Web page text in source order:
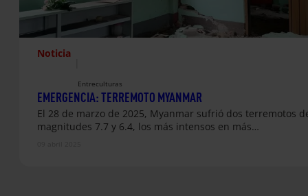
Noticia
Entreculturas
EMERGENCIA: TERREMOTO MYANMAR
El 28 de marzo de 2025, Myanmar sufrió dos terremotos
magnitudes 7.7 y 6.4, los más intensos en más…